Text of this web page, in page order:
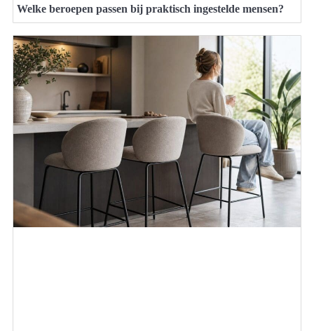
Welke beroepen passen bij praktisch ingestelde mensen?